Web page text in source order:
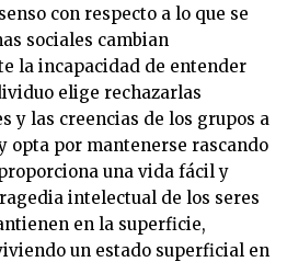
con respecto a lo que se
sociales cambian
la incapacidad de entender
elige rechazarlas
y las creencias de los grupos a
opta por mantenerse rascando
una vida fácil y
intelectual de los seres
en la superficie,
un estado superficial en